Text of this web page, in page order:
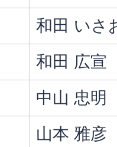
和田 いさ
和田 広宣
中山 忠明
山本 雅彦